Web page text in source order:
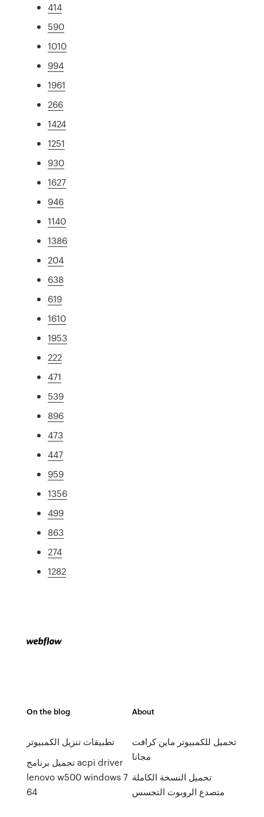
414
590
1010
994
1961
266
1424
1251
930
1627
946
1140
1386
204
638
619
1610
1953
222
471
539
896
473
447
959
1356
499
863
274
1282
On the blog
تطبيقات تنزيل الكمبيوتر
تحميل برنامج acpi driver
lenovo w500 windows 7
64
About
تحميل للكمبيوتر ماين كرافت
مجانا
تحميل النسخة الكاملة
متصدع الروبوت التجسس